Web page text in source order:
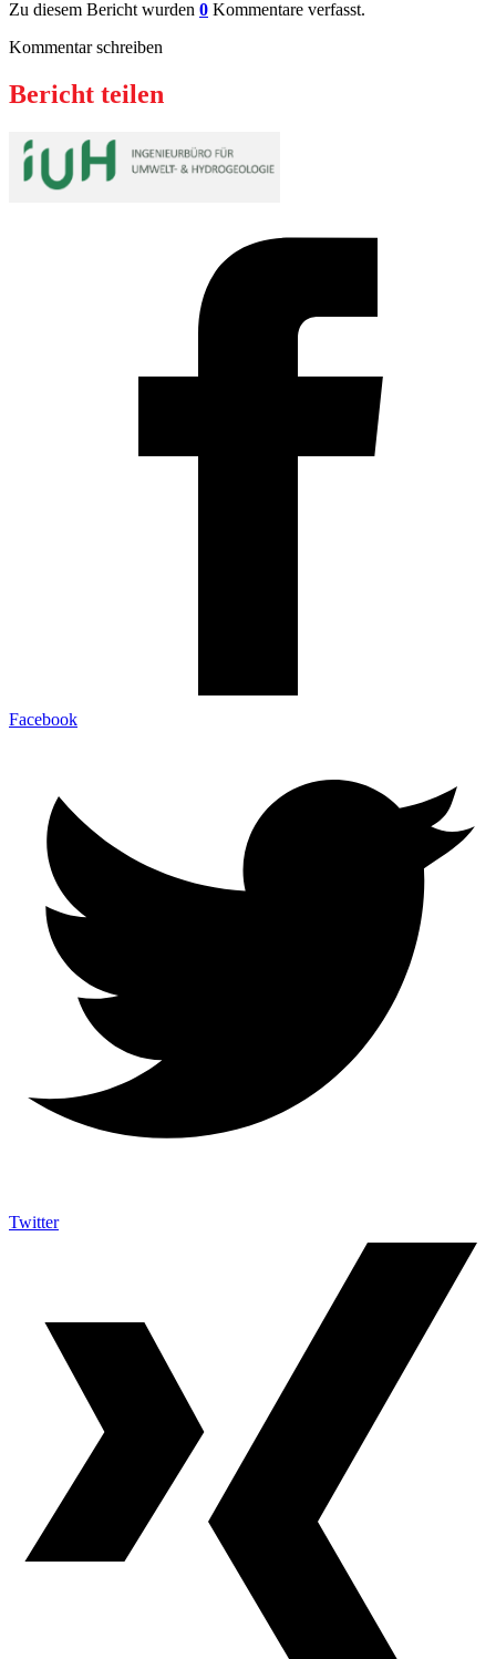
Zu diesem Bericht wurden 0 Kommentare verfasst.
Kommentar schreiben
Bericht teilen
Facebook
Twitter